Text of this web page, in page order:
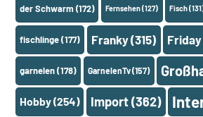
der Schwarm(172) Fernsehen(127) Fisch
fischlinge(177) Franky(315) Friday
garnelen(178) GarnelenTv(157)
Hobby(254) Import(362)